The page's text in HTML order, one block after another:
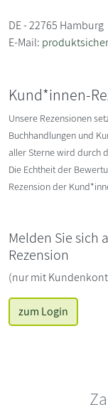
DE - 22765 Hamburg
E-Mail:
Kund*innen-
Unsere Rezensionen
Buchhandlungen und
aller Sterne wird durch
Die Echtheit der
Rezension der
Melden Sie sich
Rezension
(nur mit
zum Login